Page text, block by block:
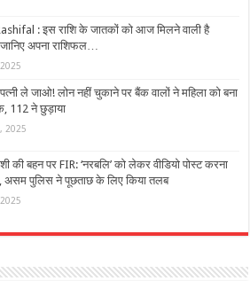
: इस राशि के जातकों को आज मिलने वाली है
अपना राशिफल…
ले जाओ! लोन नहीं चुकाने पर बैंक वालों ने महिला को बना
112 ने छुड़ाया
2025
की बहन पर FIR: ‘नरबलि’ को लेकर वीडियो पोस्ट करना
असम पुलिस ने पूछताछ के लिए किया तलब
2025